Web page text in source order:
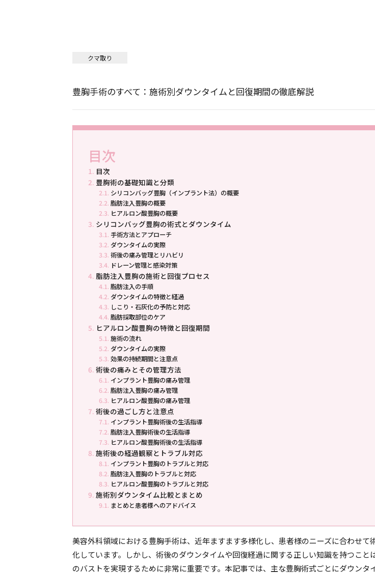
クマ取り
豊胸手術のすべて：施術別ダウンタイムと回復期間の徹底解説
目次
目次
豊胸術の基礎知識と分類
シリコンバッグ豊胸（インプラント法）の概要
脂肪注入豊胸の概要
ヒアルロン酸豊胸の概要
シリコンバッグ豊胸の術式とダウンタイム
手術方法とアプローチ
ダウンタイムの実際
術後の痛み管理とリハビリ
ドレーン管理と感染対策
脂肪注入豊胸の施術と回復プロセス
脂肪注入の手順
ダウンタイムの特徴と経過
しこり・石灰化の予防と対応
脂肪採取部位のケア
ヒアルロン酸豊胸の特徴と回復期間
施術の流れ
ダウンタイムの実際
効果の持続期間と注意点
術後の痛みとその管理方法
インプラント豊胸の痛み管理
脂肪注入豊胸の痛み管理
ヒアルロン酸豊胸の痛み管理
術後の過ごし方と注意点
インプラント豊胸術後の生活指導
脂肪注入豊胸術後の生活指導
ヒアルロン酸豊胸術後の生活指導
施術後の経過観察とトラブル対応
インプラント豊胸のトラブルと対応
脂肪注入豊胸のトラブルと対応
ヒアルロン酸豊胸のトラブルと対応
施術別ダウンタイム比較とまとめ
まとめと患者様へのアドバイス
美容外科領域における豊胸手術は、近年ますます多様化し、患者様のニーズに合わせて
化しています。しかし、術後のダウンタイムや回復経過に関する正しい知識を持つこと
のバストを実現するために非常に重要です。本記事では、主な豊胸術式ごとにダウンタ